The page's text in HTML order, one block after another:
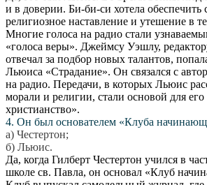
и в доверии. Би-би-си хотела обеспечить
религиозное наставление и утешение в
Многие голоса на радио стали
«голоса веры». Джеймсу Уэшлу,
отвечал за подбор новых талантов,
Льюиса «Страдание». Он связался с
на радио. Передачи, в которых Льюис
морали и религии, стали основой для
христианство».
4. Он был основателем «Клуба
а) Честертон;
б) Льюис.
Да, когда Гилберт Честертон учился в
школе св. Павла, он основал «Клуб